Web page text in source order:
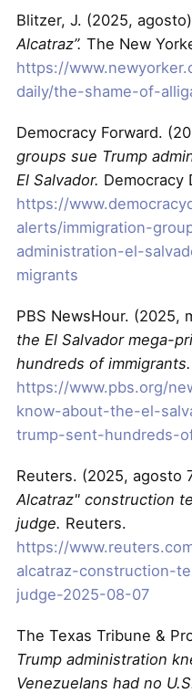
Blitzer, J. (2025,
Alcatraz”. The New
https://
daily/the-shame-of-
Democracy Forward.
groups sue Trump
El Salvador. Democracy
https://
alerts/immigration-
administration-el-
migrants
PBS NewsHour. (2025,
the El Salvador mega-
hundreds of immigrants.
https://www.pbs.org/
know-about-the-el-
trump-sent-hundreds-
Reuters. (2025, agosto
Alcatraz" construction
judge. Reuters.
https://
alcatraz-construction-
judge-2025-08-07
The Texas Tribune &
Trump administration
Venezuelans had no